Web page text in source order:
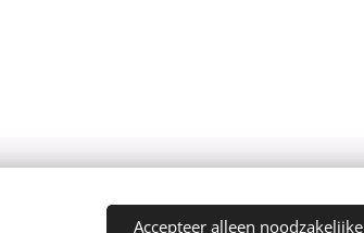
Accepteer alleen noodzakelijke